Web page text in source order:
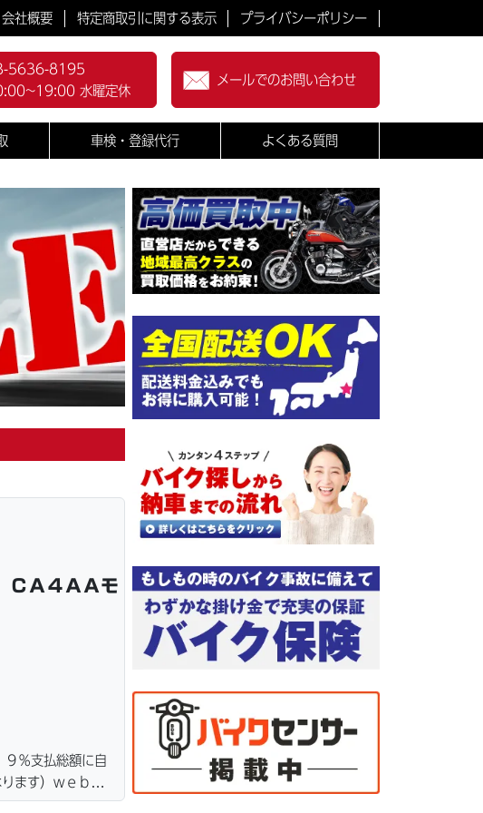
会社概要 特定商取引に関する表示 プライバシーポリシー
5636-8195
水曜定休
メールでのお問い合わせ
車検・登録代行 よくある質問
Ａ４ＡＡモ
９％支払総額に自
ます）ｗｅｂロ
グ・フィルター・